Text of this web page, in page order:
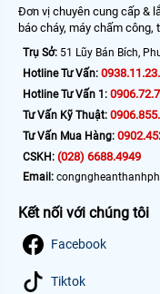
Đơn vị chuyên cung cấp &
báo cháy, máy chấm công,
Trụ Sở: 51 Lũy Bán Bích,
Hotline Tư Vấn:
Hotline Tư Vấn 1:
Tư Vấn Kỹ Thuật:
Tư Vấn Mua Hàng:
CSKH: (028) 6688.4949
Email:
Kết nối với chúng tôi
Facebook
Tiktok